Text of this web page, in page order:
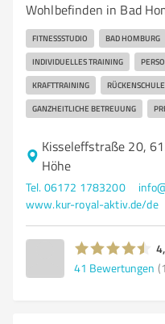
Wohlbefinden in Bad
FITNESSSTUDIO BAD HOMBURG
INDIVIDUELLES TRAINING
KRAFTTRAINING RÜCKENSCHULE
GANZHEITLICHE BETREUUNG
Kisseleffstraße 20,
Höhe
Tel. 06172 1783200
www.kur-royal-aktiv.de/de
41 Bewertungen